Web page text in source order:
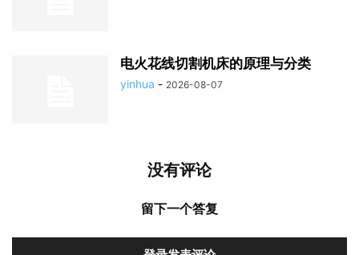
电火花线切割机床的原理与分类
yinhua - 2026-08-07
没有评论
留下一个答复